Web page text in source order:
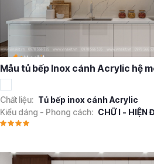
Mẫu tủ bếp Inox cánh Acrylic hệ
Chất liệu: Tủ bếp inox cánh Acrylic
Kiểu dáng - Phong cách: CHỮ I - HIỆN